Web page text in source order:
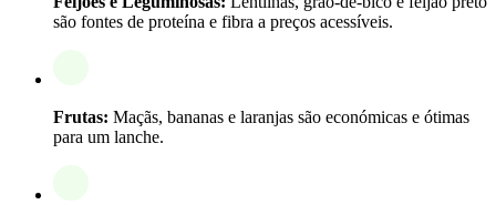
são fontes de proteína e fibra a preços acessíveis.
Frutas: Maçãs, bananas e laranjas são económicas e ótimas
para um lanche.